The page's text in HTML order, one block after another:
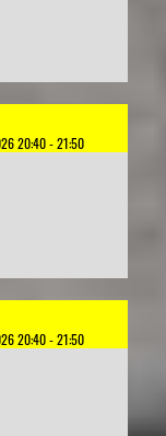
20:40 - 21:50
20:40 - 21:50